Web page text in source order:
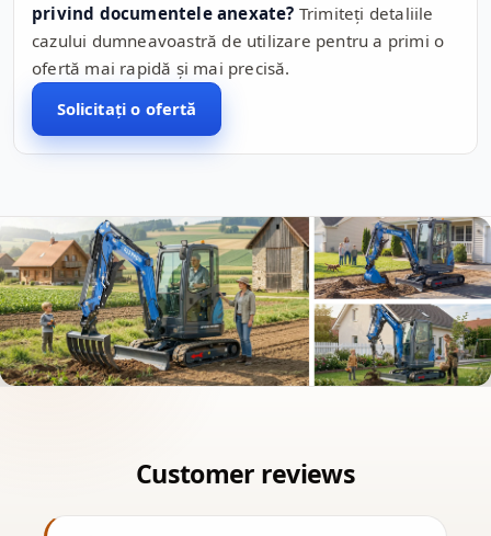
privind documentele anexate? Trimiteți detaliile
cazului dumneavoastră de utilizare pentru a primi o
ofertă mai rapidă și mai precisă.
Solicitați o ofertă